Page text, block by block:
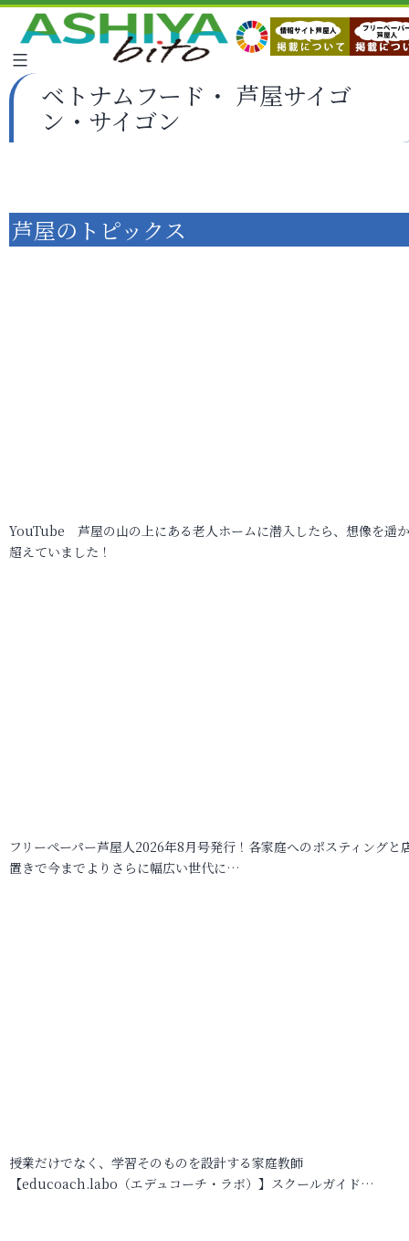
ベトナムフード・ 芦屋サイゴ
ン・サイゴン
芦屋のトピックス
YouTube 芦屋の山の上にある老人ホームに潜入したら、想像を遥
超えていました！
フリーペーパー芦屋人2026年8月号発行！各家庭へのポスティングと
置きで今までよりさらに幅広い世代に…
授業だけでなく、学習そのものを設計する家庭教師
【educoach.labo（エデュコーチ・ラボ）】スクールガイド…